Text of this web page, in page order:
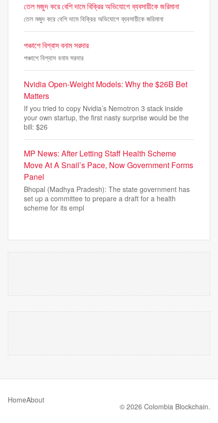
তেল মজুদ করে বেশি দামে বিক্রির অভিযোগে ব্যবসায়ীকে জরিমানা
তেল মজুদ করে বেশি দামে বিক্রির অভিযোগে ব্যবসায়ীকে জরিমানা
পঞ্চাশে বিশ্বাস বনাম সরদার
পঞ্চাশে বিশ্বাস বনাম সরদার
Nvidia Open-Weight Models: Why the $26B Bet
Matters
If you tried to copy Nvidia’s Nemotron 3 stack inside
your own startup, the first nasty surprise would be the
bill: $26
MP News: After Letting Staff Health Scheme
Move At A Snail’s Pace, Now Government Forms
Panel
Bhopal (Madhya Pradesh): The state government has
set up a committee to prepare a draft for a health
scheme for its empl
HomeAbout
© 2026 Colombia Blockchain.